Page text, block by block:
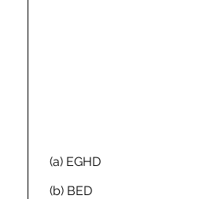
(a) EGHD
(b) BED